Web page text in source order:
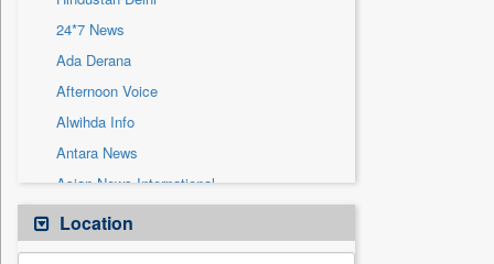
Sec
Solicitation
24*7 News
Ada Derana
Afternoon Voice
Alwihda Info
Antara News
Asian News International
Astro Devam
Australian Government News
Location